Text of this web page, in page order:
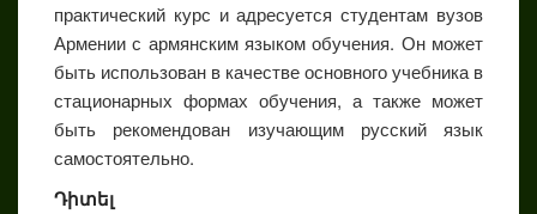
практический курс и адресуется студентам вузов
Армении с армянским языком обучения. Он может
быть использован в качестве основного учебника в
стационарных формах обучения, а также может
быть рекомендован изучающим русский язык
самостоятельно.
Դիտել